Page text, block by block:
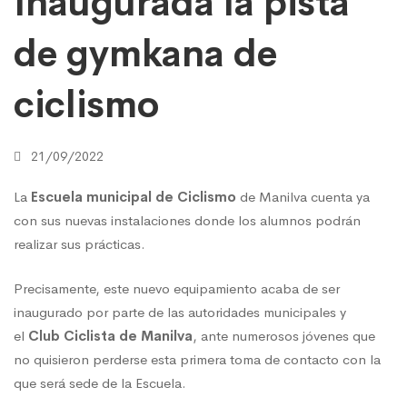
de
ciclismo
de gymkana de
ciclismo
21/09/2022
La Escuela municipal de Ciclismo de Manilva cuenta ya
con sus nuevas instalaciones donde los alumnos podrán
realizar sus prácticas.
Precisamente, este nuevo equipamiento acaba de ser
inaugurado por parte de las autoridades municipales y
el Club Ciclista de Manilva, ante numerosos jóvenes que
no quisieron perderse esta primera toma de contacto con la
que será sede de la Escuela.